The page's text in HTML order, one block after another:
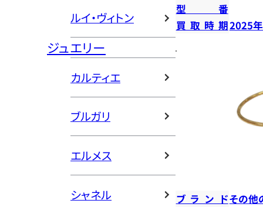
ルイ・ヴィトン
ジュエリー
カルティエ
ブルガリ
エルメス
シャネル
型番
買取時期2025
ブランドその他